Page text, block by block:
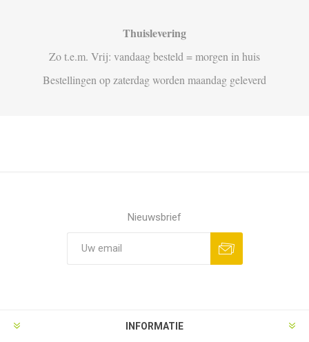
Thuislevering
Zo t.e.m. Vrij: vandaag besteld = morgen in huis
Bestellingen op zaterdag worden maandag geleverd
Nieuwsbrief
INFORMATIE